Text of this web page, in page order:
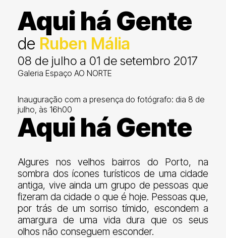
Aqui há Gente
de Ruben Mália
08 de julho a 01 de setembro 2017
Galeria Espaço AO NORTE
Inauguração com a presença do fotógrafo: dia 8 de
julho, às 16h00
Aqui há Gente
Algures nos velhos bairros do Porto, na
sombra dos ícones turísticos de uma cidade
antiga, vive ainda um grupo de pessoas que
fizeram da cidade o que é hoje. Pessoas que,
por trás de um sorriso tímido, escondem a
amargura de uma vida dura que os seus
olhos não conseguem esconder.